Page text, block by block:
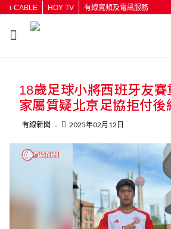
i-CABLE HOY TV 有線寬頻及電訊服務
按輸入鍵開始搜尋
18歲足球小將西班牙友
家屬質疑北京足協拒付後
有線新聞 2025年02月12日